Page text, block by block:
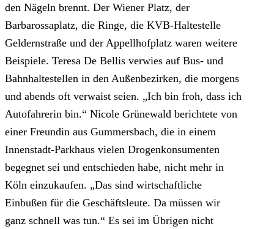
den Nägeln brennt. Der Wiener Platz, der
Barbarossaplatz, die Ringe, die KVB-Haltestelle
Geldernstraße und der Appellhofplatz waren weitere
Beispiele. Teresa De Bellis verwies auf Bus- und
Bahnhaltestellen in den Außenbezirken, die morgens
und abends oft verwaist seien. „Ich bin froh, dass ich
Autofahrerin bin.“ Nicole Grünewald berichtete von
einer Freundin aus Gummersbach, die in einem
Innenstadt-Parkhaus vielen Drogenkonsumenten
begegnet sei und entschieden habe, nicht mehr in
Köln einzukaufen. „Das sind wirtschaftliche
Einbußen für die Geschäftsleute. Da müssen wir
ganz schnell was tun.“ Es sei im Übrigen nicht